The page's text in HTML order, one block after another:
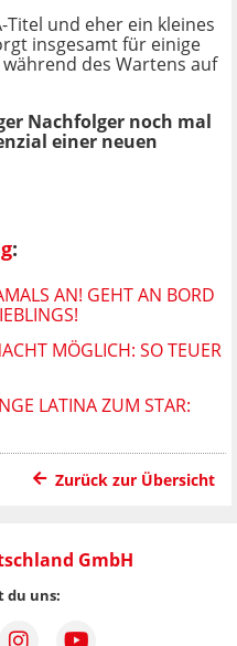
Titel und eher ein kleines
insgesamt für einige
des Wartens auf
Nachfolger noch mal
einer neuen
:
AN! GEHT AN BORD
MÖGLICH: SO TEUER
LATINA ZUM STAR:
Zurück zur Übersicht
GmbH
du uns: